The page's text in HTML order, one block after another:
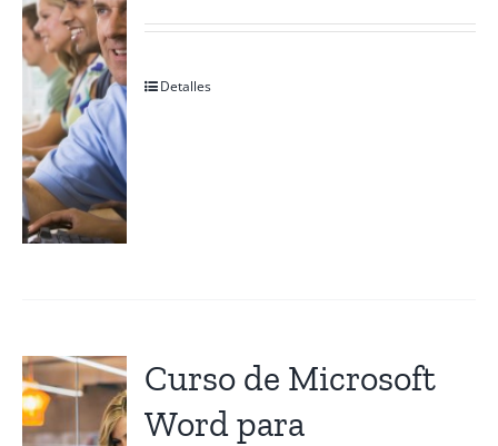
Detalles
Curso de Microsoft
Word para